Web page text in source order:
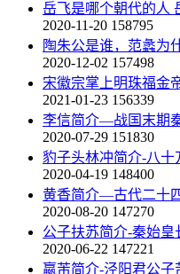
岳飞是哪个朝代的人
2020-11-20 158795
陶朱公是谁，范蠡为
2020-12-02 157498
宋徽宗掌上明珠福金
2021-01-23 156339
李信简介—战国末期
2020-07-29 151830
豹子头林冲简介-八十
2020-04-19 148400
黄香简介—古代二十
2020-08-20 147270
公子扶苏简介-秦始皇
2020-06-22 147221
嬴芾简介-泾阳君公子